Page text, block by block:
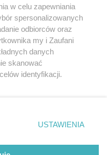
info.pljest:
LIBERTAS
002 Rzeszów
info.pl
w celu zapewniania
spersonalizowanych
odbiorców oraz
my i Zaufani
danych
skanować
identyfikacji.
ustawień prywatności
się takiemu
USTAWIENIA